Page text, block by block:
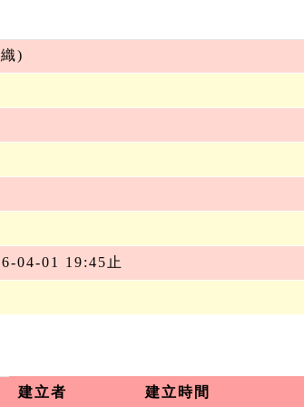
)
04-01 19:45止
建立者 建立時間